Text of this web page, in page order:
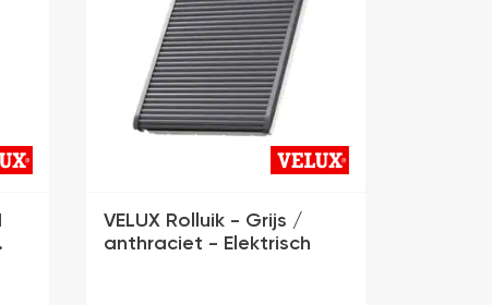
VELUX Rolluik - Grijs /
anthraciet - Elektrisch